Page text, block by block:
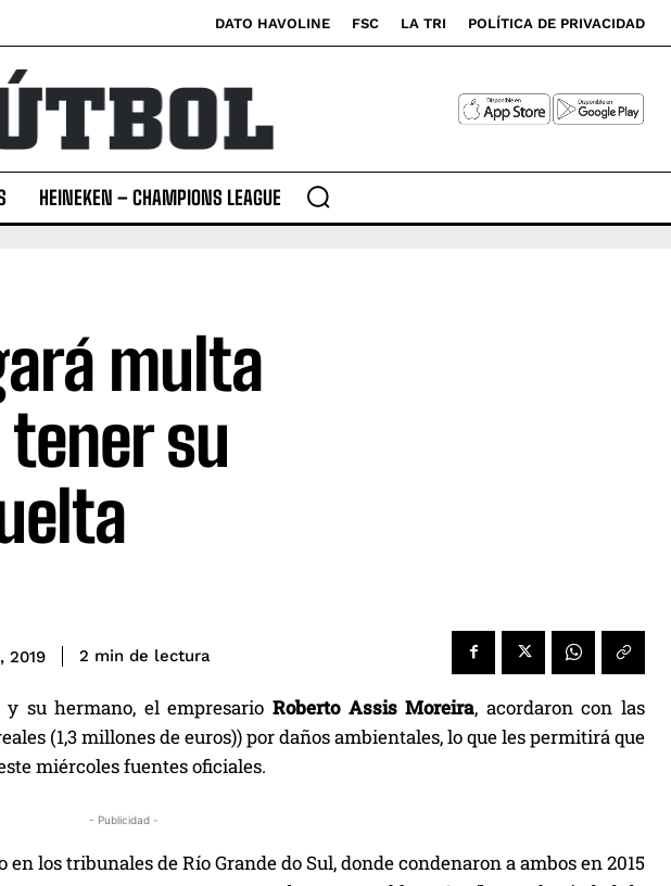
DATO HAVOLINE FSC LA TRI POLÍTICA DE PRIVACIDAD
HEINEKEN – CHAMPIONS LEAGUE
multa
su
2019 2 min de lectura
y su hermano, el empresarioRoberto Assis Moreira, acordaron con las
(1,3 millones de euros)) por daños ambientales, lo que les permitirá que
miércoles fuentes oficiales.
- Publicidad -
los tribunales de Río Grande do Sul, donde condenaron a ambos en 2015